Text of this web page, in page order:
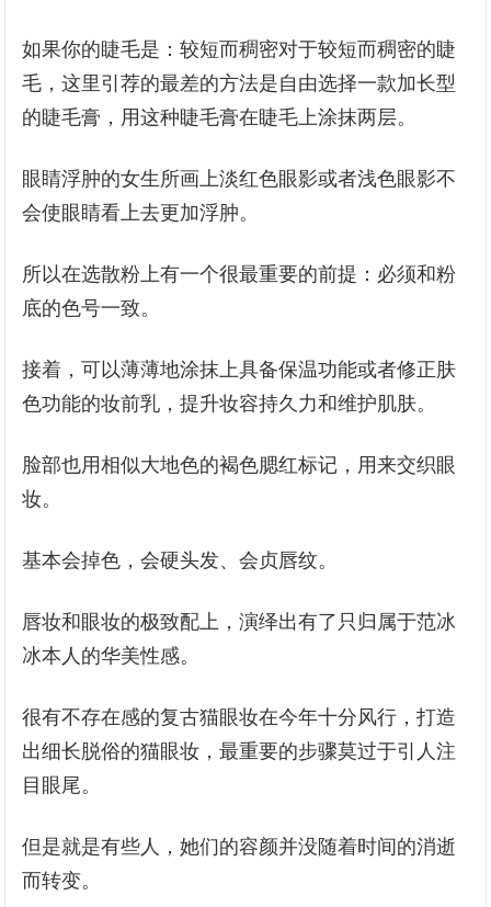
如果你的睫毛是：较短而稠密对于较短而稠密的睫
毛，这里引荐的最差的方法是自由选择一款加长型
的睫毛膏，用这种睫毛膏在睫毛上涂抹两层。
眼睛浮肿的女生所画上淡红色眼影或者浅色眼影不
会使眼睛看上去更加浮肿。
所以在选散粉上有一个很最重要的前提：必须和粉
底的色号一致。
接着，可以薄薄地涂抹上具备保温功能或者修正肤
色功能的妆前乳，提升妆容持久力和维护肌肤。
脸部也用相似大地色的褐色腮红标记，用来交织眼
妆。
基本会掉色，会硬头发、会贞唇纹。
唇妆和眼妆的极致配上，演绎出有了只归属于范冰
冰本人的华美性感。
很有不存在感的复古猫眼妆在今年十分风行，打造
出细长脱俗的猫眼妆，最重要的步骤莫过于引人注
目眼尾。
但是就是有些人，她们的容颜并没随着时间的消逝
而转变。